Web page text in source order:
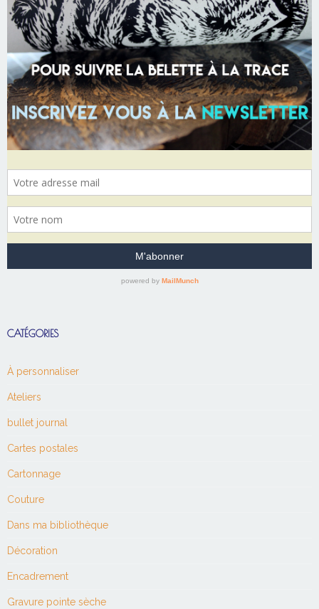
CATÉGORIES
À personnaliser
Ateliers
bullet journal
Cartes postales
Cartonnage
Couture
Dans ma bibliothèque
Décoration
Encadrement
Gravure pointe sèche